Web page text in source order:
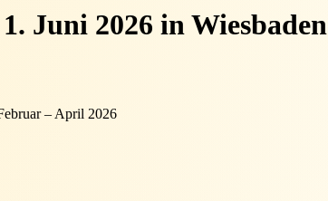
Juni 2026 in Wiesbaden
– April 2026